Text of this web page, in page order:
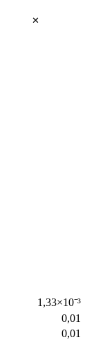
✕
1,33×10⁻³
0,01
0,01